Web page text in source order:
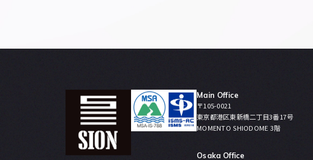
Main Office
〒105-0021
東京都港区東新橋二丁目3番17号
MOMENTO SHIODOME 3階
Osaka Office